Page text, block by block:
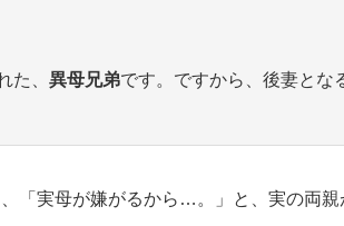
た、 異母兄弟です。ですから、後妻とな
「実母が嫌がるから…。」と、実の両親